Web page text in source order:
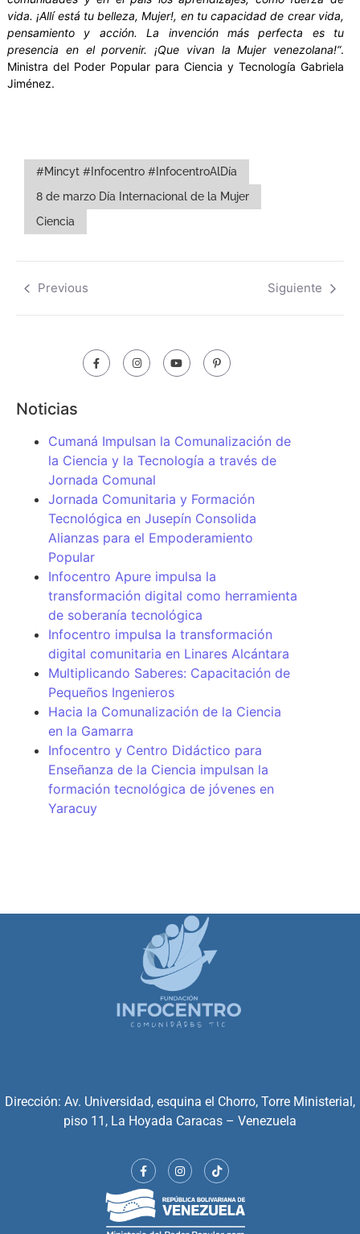
vida. ¡Allí está tu belleza, Mujer!, en tu capacidad de crear vida,
pensamiento y acción. La invención más perfecta es tu
presencia en el porvenir. ¡Que vivan la Mujer venezolana!“.
Ministra del Poder Popular para Ciencia y Tecnología Gabriela
Jiménez.
#Mincyt #Infocentro #InfocentroAlDía
8 de marzo Día Internacional de la Mujer
Ciencia
Previous Siguiente
Noticias
Cumaná Impulsan la Comunalización de
la Ciencia y la Tecnología a través de
Jornada Comunal
Jornada Comunitaria y Formación
Tecnológica en Jusepín Consolida
Alianzas para el Empoderamiento
Popular
Infocentro Apure impulsa la
transformación digital como herramienta
de soberanía tecnológica
Infocentro impulsa la transformación
digital comunitaria en Linares Alcántara
Multiplicando Saberes: Capacitación de
Pequeños Ingenieros
Hacia la Comunalización de la Ciencia
en la Gamarra
Infocentro y Centro Didáctico para
Enseñanza de la Ciencia impulsan la
formación tecnológica de jóvenes en
Yaracuy
Dirección: Av. Universidad, esquina el Chorro, Torre Ministerial,
piso 11, La Hoyada Caracas – Venezuela